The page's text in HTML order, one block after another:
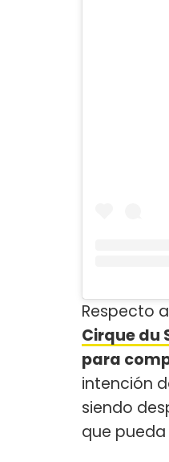
Respecto
Cirque du
para
intención
siendo
que